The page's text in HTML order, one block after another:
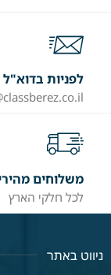
לפניות בדוא"ל
משלוחים
לכל חלקי הארץ
ניווט באתר